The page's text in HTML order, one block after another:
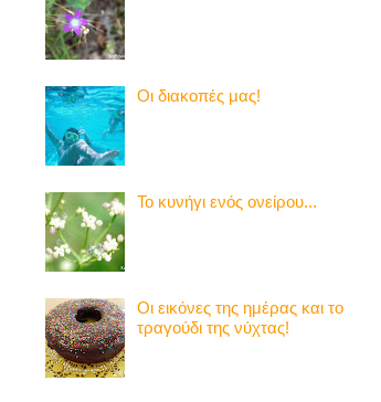
Οι διακοπές μας!
Το κυνήγι ενός ονείρου...
Οι εικόνες της ημέρας και το
τραγούδι της νύχτας!